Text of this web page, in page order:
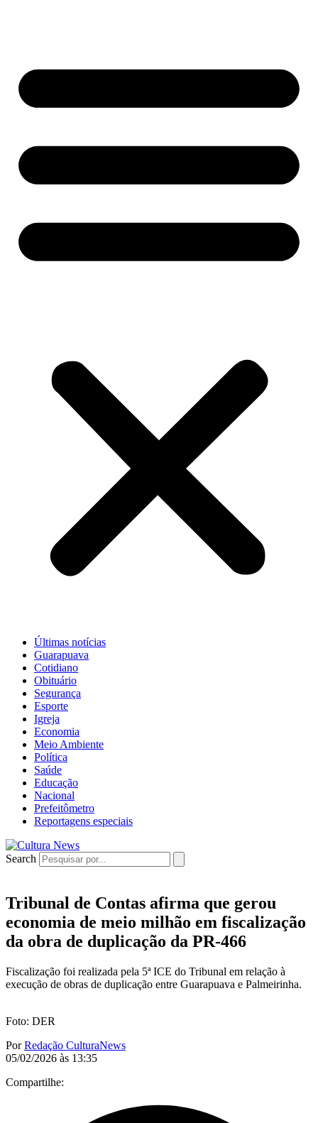
Últimas notícias
Guarapuava
Cotidiano
Obituário
Segurança
Esporte
Igreja
Economia
Meio Ambiente
Política
Saúde
Educação
Nacional
Prefeitômetro
Reportagens especiais
Search
Tribunal de Contas afirma que gerou
economia de meio milhão em fiscalização
da obra de duplicação da PR-466
Fiscalização foi realizada pela 5ª ICE do Tribunal em relação à
execução de obras de duplicação entre Guarapuava e Palmeirinha.
Foto: DER
PorRedação CulturaNews
05/02/2026 às 13:35
Compartilhe: